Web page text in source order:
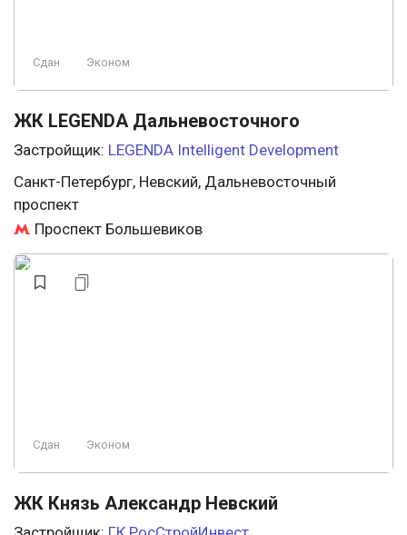
Сдан Эконом
ЖК LEGENDA Дальневосточного
Застройщик: LEGENDA Intelligent Development
Санкт-Петербург, Невский, Дальневосточный
проспект
Проспект Большевиков
Сдан Эконом
ЖК Князь Александр Невский